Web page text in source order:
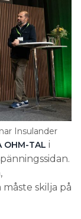
Insulander
OHM-TAL i
skilja på